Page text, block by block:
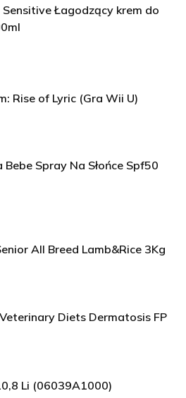
Sensitive Łagodzący krem do
Rise of Lyric (Gra Wii U)
Spray Na Słońce Spf50
All Breed Lamb&Rice 3Kg
Diets Dermatosis FP
Li (06039A1000)